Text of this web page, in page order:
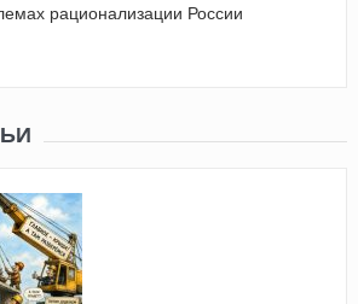
рационализации России